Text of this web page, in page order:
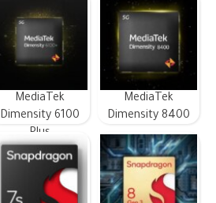
MediaTek
Dimensity 8400
MediaTek
Dimensity 6100
Plus